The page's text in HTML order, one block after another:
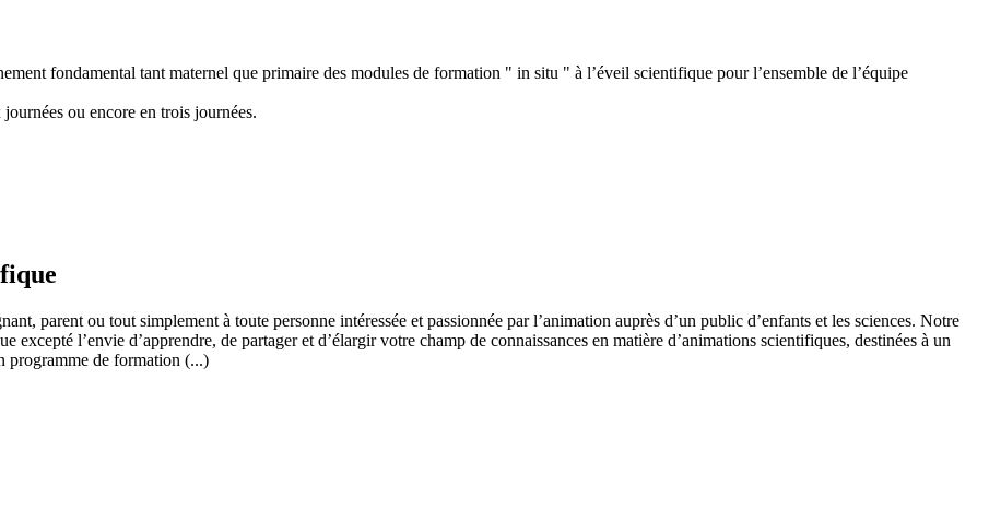
fondamental tant maternel que primaire des modules de formation " in situ " à l’éveil scientifique pour l’ensemble de l’équipe
ou encore en trois journées.
parent ou tout simplement à toute personne intéressée et passionnée par l’animation auprès d’un public d’enfants et les sciences. Notre
l’envie d’apprendre, de partager et d’élargir votre champ de connaissances en matière d’animations scientifiques, destinées à un
programme de formation (...)